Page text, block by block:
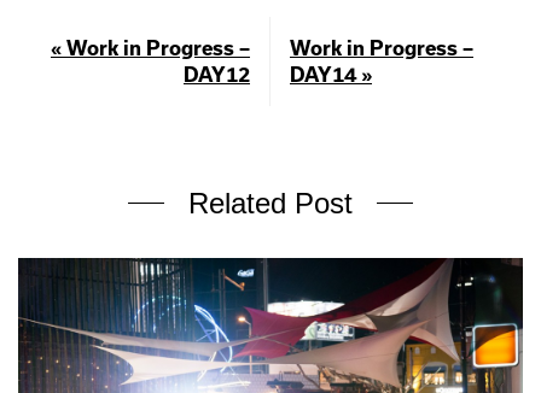
« Work in Progress –
DAY12
Work in Progress –
DAY14 »
Related Post